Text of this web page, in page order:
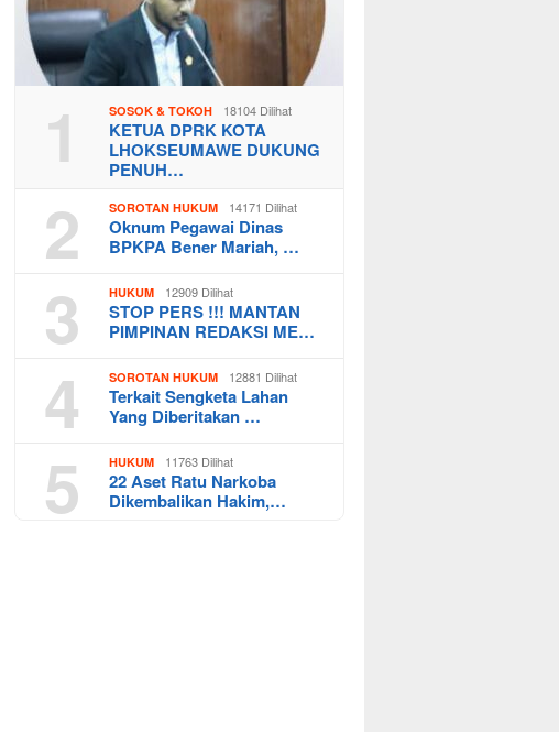
1 SOSOK & TOKOH 18104 Dilihat
KETUA DPRK KOTA
LHOKSEUMAWE DUKUNG
PENUH…
2 SOROTAN HUKUM 14171 Dilihat
Oknum Pegawai Dinas
BPKPA Bener Mariah, …
3 HUKUM 12909 Dilihat
STOP PERS !!! MANTAN
PIMPINAN REDAKSI ME…
4 SOROTAN HUKUM 12881 Dilihat
Terkait Sengketa Lahan
Yang Diberitakan …
5 HUKUM 11763 Dilihat
22 Aset Ratu Narkoba
Dikembalikan Hakim,…